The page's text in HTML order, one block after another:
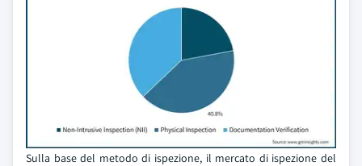
Sulla base del metodo di ispezione, il mercato di ispezione del